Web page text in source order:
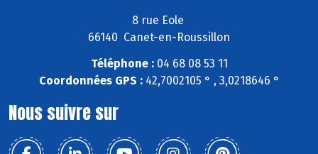
8 rue Eole
66140 Canet-en-Roussillon
Téléphone :04 68 08 53 11
Coordonnées GPS :42,7002105 ° , 3,0218646 °
Nous suivre sur